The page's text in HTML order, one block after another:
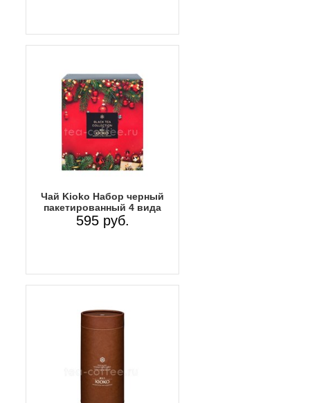
Чай Kioko Набор черный
пакетированный 4 вида
595 руб.